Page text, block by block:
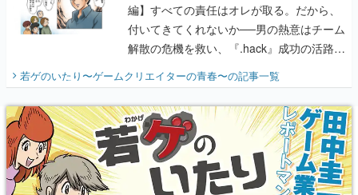
編】すべての責任はオレが取る。だから、
付いてきてくれないか──男の熱意はチーム
解散の危機を救い、『.hack』成功の活路を
『少年ジャンプ』色だった【若ゲのいた
り】
若ゲのいたり〜ゲームクリエイターの青春〜の記事一覧